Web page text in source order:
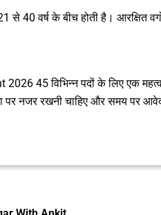
से 40 वर्ष के बीच होती है। आरक्षित
45 विभिन्न पदों के लिए एक
पर नजर रखनी चाहिए और समय पर